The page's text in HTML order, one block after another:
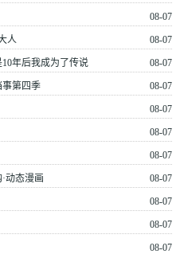
08-07
人 08-07
10年后我成为了传说 08-07
事第四季 08-07
08-07
08-07
08-07
动态漫画 08-07
08-07
08-07
08-07